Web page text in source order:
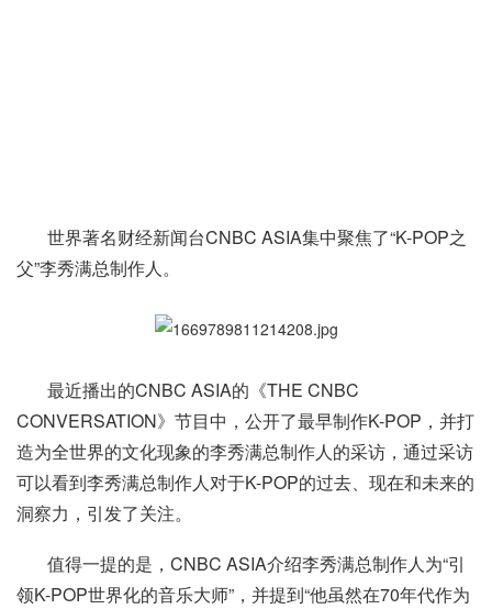
世界著名财经新闻台CNBC ASIA集中聚焦了“K-POP之
父”李秀满总制作人。
最近播出的CNBC ASIA的《THE CNBC
CONVERSATION》节目中，公开了最早制作K-POP，并打
造为全世界的文化现象的李秀满总制作人的采访，通过采访
可以看到李秀满总制作人对于K-POP的过去、现在和未来的
洞察力，引发了关注。
值得一提的是，CNBC ASIA介绍李秀满总制作人为“引
领K-POP世界化的音乐大师”，并提到“他虽然在70年代作为